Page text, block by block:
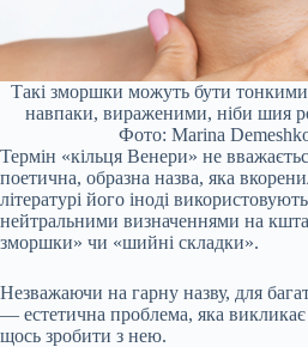
Такі зморшки можуть бути
навпаки, вираженими, ніби шия
Фото: Marina
Термін «кільця Венери» не
поетична, образна назва, яка
літературі його іноді
нейтральними визначеннями на
зморшки» чи «шийні складки».
Незважаючи на гарну назву, для
— естетична проблема, яка
щось зробити з нею.